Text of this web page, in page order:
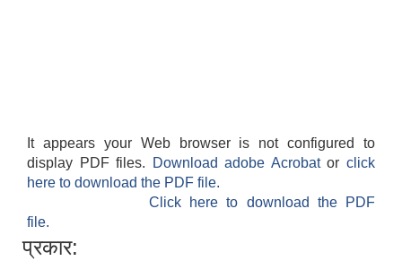
It appears your Web browser is not configured to
display PDF files.
Download adobe Acrobatorclick
here to download the PDF file.
Click here to download the PDF
file.
प्रकार: